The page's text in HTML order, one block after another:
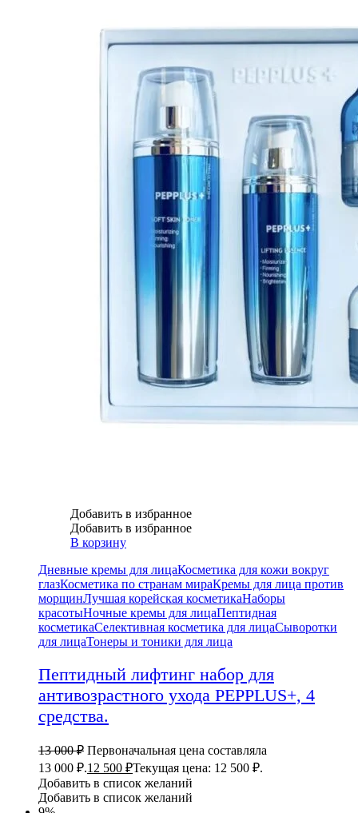
Добавить в избранное
Добавить в избранное
В корзину
Дневные кремы для лицаКосметика для кожи вокруг
глазКосметика по странам мираКремы для лица против
морщинЛучшая корейская косметикаНаборы
красотыНочные кремы для лицаПептидная
косметикаСелективная косметика для лицаСыворотки
для лицаТонеры и тоники для лица
Пептидный лифтинг набор для
антивозрастного ухода PEPPLUS+, 4
средства.
13 000₽ Первоначальная цена составляла
13 000 ₽.12 500 ₽Текущая цена: 12 500 ₽.
Добавить в список желаний
Добавить в список желаний